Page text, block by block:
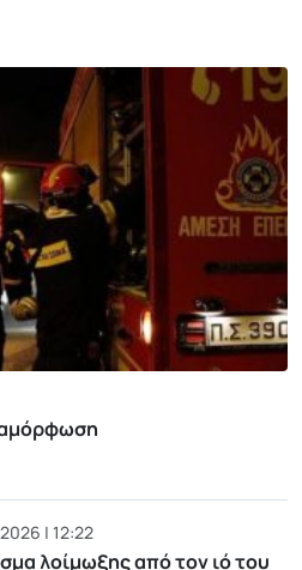
| 12:22
λοίμωξης από τον ιό του